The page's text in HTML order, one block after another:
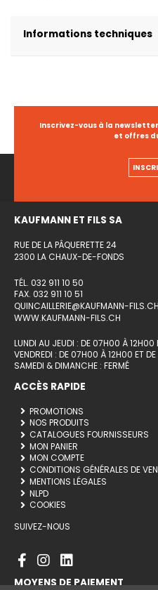
Informations techniques
Inscrivez-vous à la
et offres
KAUFMANN ET FILS SA
RUE DE LA PÂQUERETTE 24
2300 LA CHAUX-DE-FONDS
TÉL. 032 911 10 50
FAX. 032 911 10 51
QUINCAILLERIE@KAUFMANN-FILS.CH
WWW.KAUFMANN-FILS.CH
LUNDI AU JEUDI : DE 07H00 À 12H00
VENDREDI : DE 07H00 À 12H00 ET
SAMEDI & DIMANCHE : FERMÉ
ACCÈS RAPIDE
PROMOTIONS
NOS PRODUITS
CATALOGUES FOURNISSEURS
MON PANIER
MON COMPTE
CONDITIONS GÉNÉRALES DE
MENTIONS LÉGALES
NLPD
COOKIES
SUIVEZ-NOUS
MOYENS DE PAIEMENT